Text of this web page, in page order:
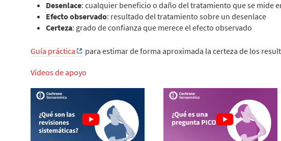
Desenlace: cualquier beneficio o daño del tratamiento que se mide
Efecto observado: resultado del tratamiento sobre un desenlace
Certeza: grado de confianza que merece el efecto observado
Guía práctica para estimar de forma aproximada la certeza de los
Vídeos de apoyo